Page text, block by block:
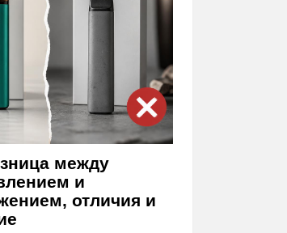
между
и
отличия и